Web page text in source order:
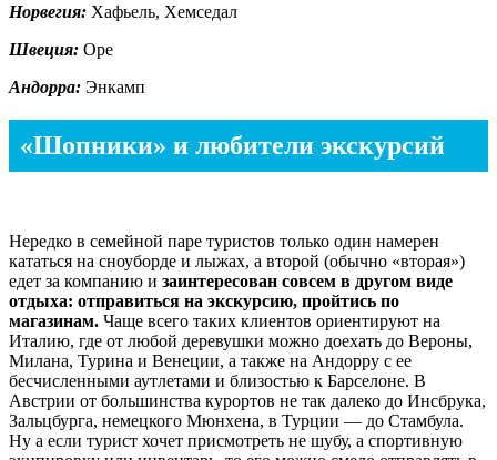
Норвегия: Хафьель, Хемседал
Швеция: Оре
Андорра: Энкамп
«Шопники» и любители экскурсий
Нередко в семейной паре туристов только один намерен
кататься на сноуборде и лыжах, а второй (обычно «вторая»)
едет за компанию и заинтересован совсем в другом виде
отдыха: отправиться на экскурсию, пройтись по
магазинам. Чаще всего таких клиентов ориентируют на
Италию, где от любой деревушки можно доехать до Вероны,
Милана, Турина и Венеции, а также на Андорру с ее
бесчисленными аутлетами и близостью к Барселоне. В
Австрии от большинства курортов не так далеко до Инсбрука,
Зальцбурга, немецкого Мюнхена, в Турции — до Стамбула.
Ну а если турист хочет присмотреть не шубу, а спортивную